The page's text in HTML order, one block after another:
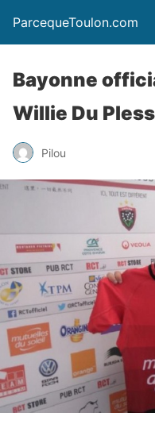
ParcequeToulon.com
Bayonne
Willie Du
Pilou